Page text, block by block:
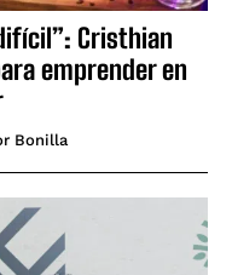
Cristhian
emprender en
Bonilla